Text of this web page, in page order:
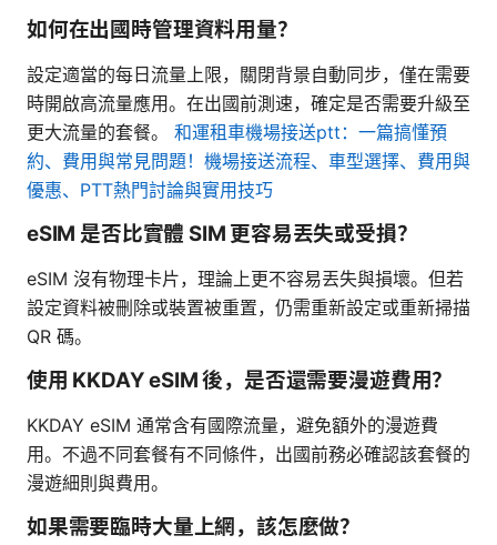
如何在出國時管理資料用量？
設定適當的每日流量上限，關閉背景自動同步，僅在需要
時開啟高流量應用。在出國前測速，確定是否需要升級至
更大流量的套餐。 和運租車機場接送ptt：一篇搞懂預
約、費用與常見問題！機場接送流程、車型選擇、費用與
優惠、PTT熱門討論與實用技巧
eSIM 是否比實體 SIM 更容易丟失或受損？
eSIM 沒有物理卡片，理論上更不容易丟失與損壞。但若
設定資料被刪除或裝置被重置，仍需重新設定或重新掃描
QR 碼。
使用 KKDAY eSIM 後，是否還需要漫遊費用？
KKDAY eSIM 通常含有國際流量，避免額外的漫遊費
用。不過不同套餐有不同條件，出國前務必確認該套餐的
漫遊細則與費用。
如果需要臨時大量上網，該怎麼做？